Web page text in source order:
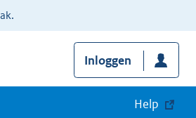
Inloggen
Help